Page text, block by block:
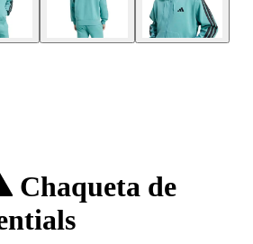
Chaqueta de